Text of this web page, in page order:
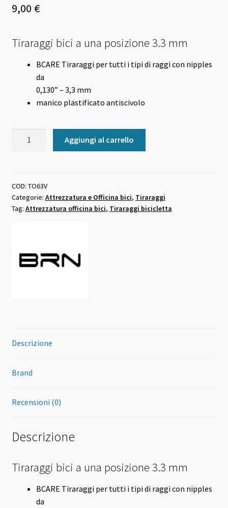
9,00 €
Tiraraggi bici a una posizione 3.3 mm
BCARE Tiraraggi per tutti i tipi di raggi con nipples
da
0,130” – 3,3 mm
manico plastificato antiscivolo
posizione
3.3
mm
Aggiungi al carrello
COD: TO63V
Categorie: Attrezzatura e Officina bici, Tiraraggi
Tag: Attrezzatura officina bici, Tiraraggi bicicletta
Descrizione
Brand
Recensioni (0)
Descrizione
Tiraraggi bici a una posizione 3.3 mm
BCARE Tiraraggi per tutti i tipi di raggi con nipples
da